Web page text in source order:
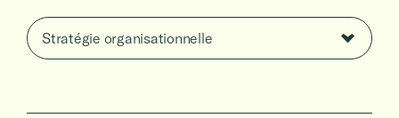
Filtrer par catégorie